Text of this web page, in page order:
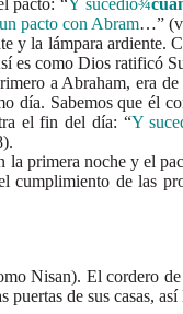
pacto: “Y sucedió¾
pacto con Abram…”
la lámpara ardiente.
es como Dios ratificó
a Abraham, era de
Sabemos que él
el fin del día: “Y
primera noche y el
cumplimiento de las
Nisan). El cordero de
de sus casas,